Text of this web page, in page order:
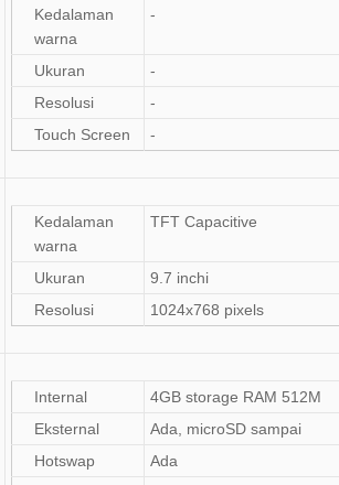
Kedalaman
warna
-
Ukuran
-
Resolusi
-
Touch Screen
-
Kedalaman
warna
TFT Capacitive
Ukuran
9.7 inchi
Resolusi
1024x768 pixels
Internal
4GB storage RAM 512M
Eksternal
Ada, microSD sampai
Hotswap
Ada